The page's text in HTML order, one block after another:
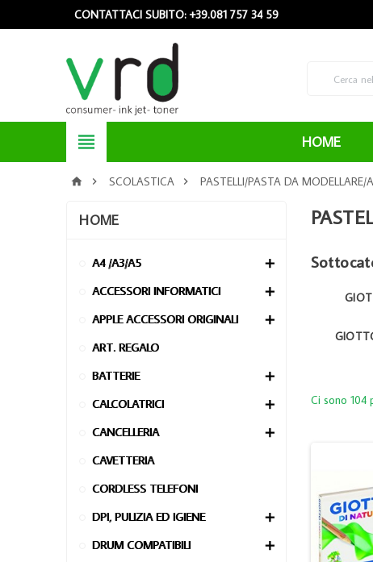
CONTATTACI SUBITO: +39.081 757 34 59
 HOME
  SCOLASTICA  PASTELLI/PASTA DA MODELLARE/
HOME
A4 /A3/A5 
ACCESSORI INFORMATICI 
APPLE ACCESSORI ORIGINALI 
ART. REGALO
BATTERIE

CALCOLATRICI 
CANCELLERIA 
CAVETTERIA
CORDLESS TELEFONI
DPI, PULIZIA ED IGIENE

DRUM COMPATIBILI 
Ci sono 104